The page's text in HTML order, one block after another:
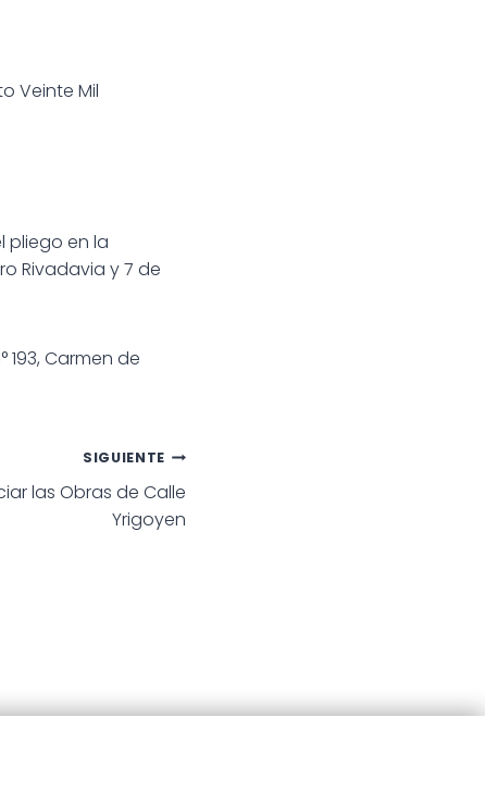
Veinte Mil
pliego en la
Rivadavia y 7 de
Carmen de
SIGUIENTE
las Obras de Calle
Yrigoyen